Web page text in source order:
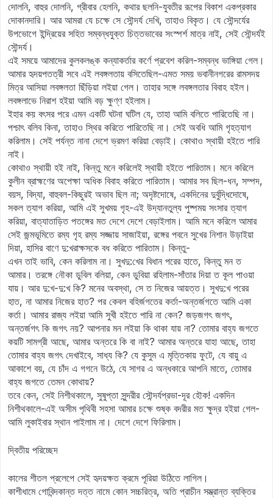
দোলনি, বাহুর দোলনি, গ্রীবার হেলনি, কথার ছলনি-যুবতীর রূপের বিকাশ একপ্রকার
দোকানদারি। আর আমরা যে চক্ষে সে সৌন্দর্য দেখি, তাহাও বিকৃত। যে সৌন্দর্যের
উপভোগে ইন্দ্রিয়ের সহিত সম্বন্ধযুক্ত চিত্তভাবের সংস্পর্শ মাত্র নাই, সেই সৌন্দর্যই
সৌন্দর্য।
এই সময়ে আমাদের কুলকলঙ্ক কন্যাকর্তার কর্ণে প্রবেশ করিল-সম্বন্ধ ভাঙ্গিয়া গেল।
আমার হৃদয়পতত্রী সবে এই লবঙ্গলতায় বসিতেছিল-এমত সময় ভবানীনগরের রামসদয়
মিত্র আসিয়া লবঙ্গলতা ছিঁড়িয়া লইয়া গেল। তাহার সঙ্গে লবঙ্গলতার বিবাহ হইল।
লবঙ্গলাভে নিরাশ হইয়া আমি বড় ক্ষুণ্ণ হইলাম।
ইহার কয় বৎসর পরে এমন একটি ঘটনা ঘটিল যে, তাহা আমি বলিতে পারিতেছি না।
পশ্চাৎ বলিব কিনা, তাহাও স্থির করিতে পারিতেছি না। সেই অবধি আমি গৃহত্যাগ
করিলাম। সেই পর্যন্ত নানা দেশে ভ্রমণ করিয়া বেড়াই। কোথাও স্থায়ী হইতে পারি
নাই।
কোথাও স্থায়ী হই নাই, কিন্তু মনে করিলেই স্থায়ী হইতে পারিতাম। মনে করিলে
কুলীন ব্রাহ্মণের অপেক্ষা অধিক বিবাহ করিতে পারিতাম। আমার সব ছিল-ধন, সম্পদ,
বয়স, বিদ্যা, বাহুবল-কিছুরই অভাব ছিল না; অদৃষ্টদোষে, একদিনের দুর্বুদ্ধিদোষে,
সকল ত্যাগ করিয়া, আমি এই সুখময় গৃহ-এই উদ্যানতুল্য পুষ্পময় সংসার ত্যাগ
করিয়া, বাত্যাতাড়িত পতঙ্গের মত দেশে দেশে বেড়াইলাম। আমি মনে করিলে আমার
সেই জন্মভূমিতে রম্য গৃহ রম্য সজ্জায় সাজাইয়া, রঙ্গের পবনে সুখের নিশান উড়াইয়া
দিয়া, হাসির বাণে দু:খরাক্ষসকে বধ করিতে পারিতাম। কিন্তু-
এখন তাই ভাবি, কেন করিলাম না। সুখদু:খের বিধান পরের হাতে, কিন্তু মন ত
আমার। তরঙ্গে নৌকা ডুবিল বলিয়া, কেন ডুবিয়া রহিলাম-সাঁতার দিয়া ত কূল পাওয়া
যায়। আর দু:খ-দু:খ কি? মনের অবস্থা, সে ত নিজের আয়ত্ত। সুখদু:খ পরের
হাত, না আমার নিজের হাত? পর কেবল বহির্জগতের কর্তা-অন্তর্জগতে আমি একা
কর্তা। আমার রাজ্য লইয়া আমি সুখী হইতে পারি না কেন? জড়জগৎ জগৎ,
অন্তর্জগৎ কি জগৎ নয়? আপনার মন লইয়া কি থাকা যায় না? তোমার বাহ্য জগতে
কয়টি সামগ্রী আছে, আমার অন্তরে কি বা নাই? আমার অন্তরে যাহা আছে, তাহা
তোমার বাহ্য জগৎ দেখাইবে, সাধ্য কি? যে কুসুম এ মৃত্তিকায় ফুটে, যে বায়ু এ
আকাশে বয়, যে চাঁদ এ গগনে উঠে, যে সাগর এ অন্ধকারে আপনি মাতে, তোমার
বাহ্য জগতে তেমন কোথায়?
তবে কেন, সেই নিশীথকালে, সুষুপ্তা সুন্দরীর সৌন্দর্যপ্রভা-দূর হৌক! একদিন
নিশীথকালে-এই অসীম পৃথিবী সহসা আমার চক্ষে শুষ্ক বদরীর মত ক্ষুদ্র হইয়া গেল-
আমি লুকাইবার স্থান পাইলাম না। দেশে দেশে ফিরিলাম।
দ্বিতীয় পরিচ্ছেদ
কালের শীতল প্রলেপে সেই হৃদয়ক্ষত ক্রমে পূরিয়া উঠিতে লাগিল।
কাশীধামে গোবিন্দকান্ত দত্ত নামে কোন সচ্চরিত্র, অতি প্রাচীন সম্ভ্রান্ত ব্যক্তির